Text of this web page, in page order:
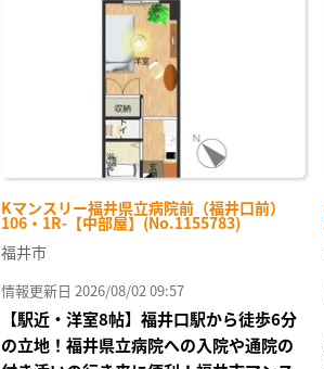
Kマンスリー福井県立病院前（福井口前）
106・1R-【中部屋】(No.1155783)
福井市
情報更新日 2026/08/02 09:57
【駅近・洋室8帖】福井口駅から徒歩6分
の立地！福井県立病院への入院や通院の